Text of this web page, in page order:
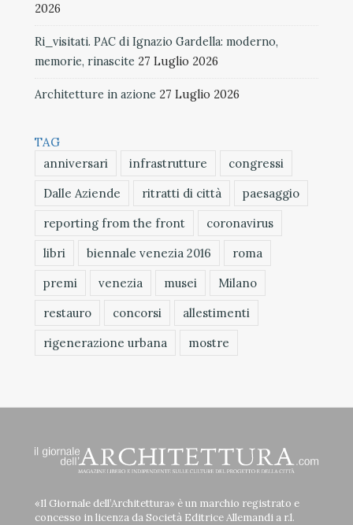
2026
Ri_visitati. PAC di Ignazio Gardella: moderno,
memorie, rinascite 27 Luglio 2026
Architetture in azione 27 Luglio 2026
TAG
anniversari
infrastrutture
congressi
Dalle Aziende
ritratti di città
paesaggio
reporting from the front
coronavirus
libri
biennale venezia 2016
roma
premi
venezia musei
Milano
restauro
concorsi
allestimenti
rigenerazione urbana
mostre
«Il Giornale dell’Architettura» è un marchio registrato e
concesso in licenza da Società Editrice Allemandi a r.l.